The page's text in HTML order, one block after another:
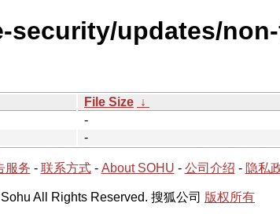
updates/
File Size ↓
-
-
服务 - 联系方式- About SOHU - 公司介绍 - 隐私
All Rights Reserved. 搜狐公司 版权所有